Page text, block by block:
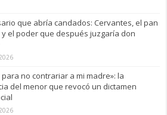
que abría candados: Cervantes, el pan
y el poder que después juzgaría don
para no contrariar a mi madre»: la
del menor que revocó un dictamen